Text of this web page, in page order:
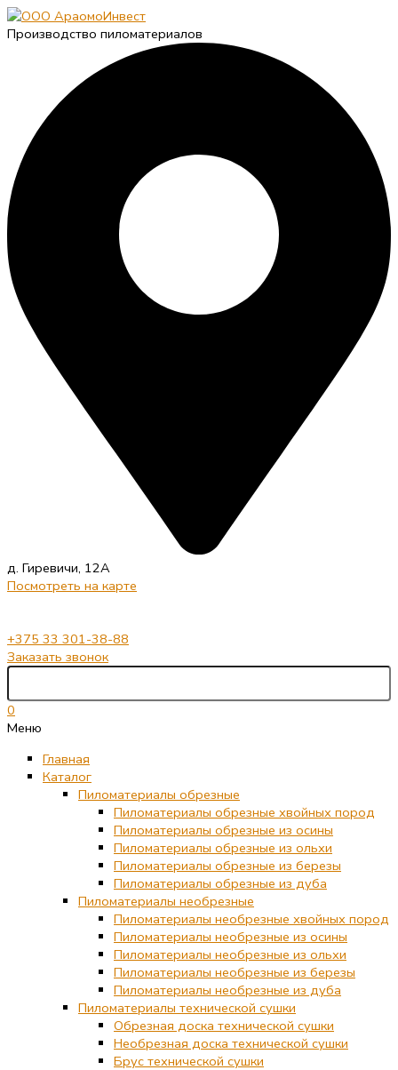
Производство пиломатериалов
д. Гиревичи, 12А
Посмотреть на карте
+375 33 301-38-88
Заказать звонок
0
Меню
Главная
Каталог
Пиломатериалы обрезные
Пиломатериалы обрезные хвойных пород
Пиломатериалы обрезные из осины
Пиломатериалы обрезные из ольхи
Пиломатериалы обрезные из березы
Пиломатериалы обрезные из дуба
Пиломатериалы необрезные
Пиломатериалы необрезные хвойных пород
Пиломатериалы необрезные из осины
Пиломатериалы необрезные из ольхи
Пиломатериалы необрезные из березы
Пиломатериалы необрезные из дуба
Пиломатериалы технической сушки
Обрезная доска технической сушки
Необрезная доска технической сушки
Брус технической сушки